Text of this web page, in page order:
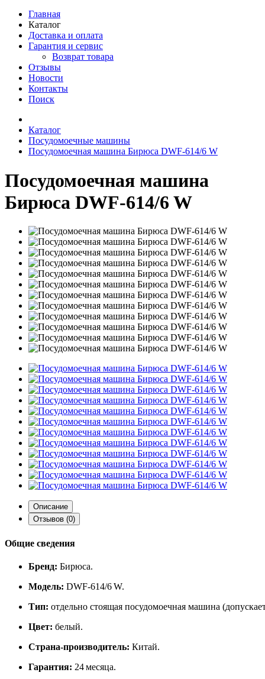
Главная
Каталог
Доставка и оплата
Гарантия и сервис
Возврат товара
Отзывы
Новости
Контакты
Поиск
Каталог
Посудомоечные машины
Посудомоечная машина Бирюса DWF-614/6 W
Посудомоечная машина
Бирюса DWF-614/6 W
Описание
Отзывов (0)
Общие сведения
Бренд: Бирюса.
Модель: DWF‑614/6 W.
Тип: отдельно стоящая посудомоечная машина
Цвет: белый.
Страна‑производитель: Китай.
Гарантия: 24 месяца.